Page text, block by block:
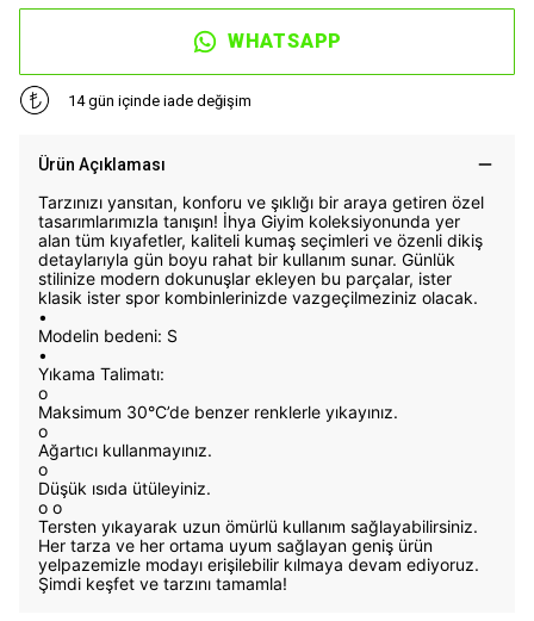
WHATSAPP
14 gün içinde iade değişim
Ürün Açıklaması
Tarzınızı yansıtan, konforu ve şıklığı bir araya getiren özel
tasarımlarımızla tanışın! İhya Giyim koleksiyonunda yer
alan tüm kıyafetler, kaliteli kumaş seçimleri ve özenli dikiş
detaylarıyla gün boyu rahat bir kullanım sunar. Günlük
stilinize modern dokunuşlar ekleyen bu parçalar, ister
klasik ister spor kombinlerinizde vazgeçilmeziniz olacak.
•
Modelin bedeni: S
•
Yıkama Talimatı:
o
Maksimum 30°C’de benzer renklerle yıkayınız.
o
Ağartıcı kullanmayınız.
o
Düşük ısıda ütüleyiniz.
o o
Tersten yıkayarak uzun ömürlü kullanım sağlayabilirsiniz.
Her tarza ve her ortama uyum sağlayan geniş ürün
yelpazemizle modayı erişilebilir kılmaya devam ediyoruz.
Şimdi keşfet ve tarzını tamamla!